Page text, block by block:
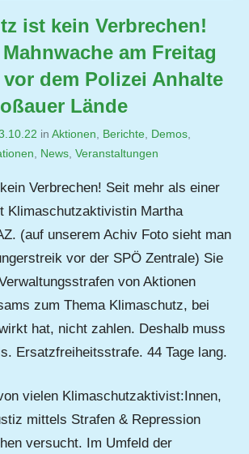
ist kein Verbrechen!
am Freitag
vor dem Polizei Anhalte
Lände
von
Jutta
in Aktionen Berichte Demos
News Veranstaltungen
Verbrechen! Seit mehr als einer
Klimaschutzaktivistin Martha
(auf unserem Achiv Foto sieht man
vor der SPÖ Zentrale) Sie
von Aktionen
zum Thema Klimaschutz, bei
hat, nicht zahlen. Deshalb muss
Ersatzfreiheitsstrafe. 44 Tage lang.
vielen Klimaschutzaktivist:Innen,
mittels Strafen & Repression
versucht. Im Umfeld der